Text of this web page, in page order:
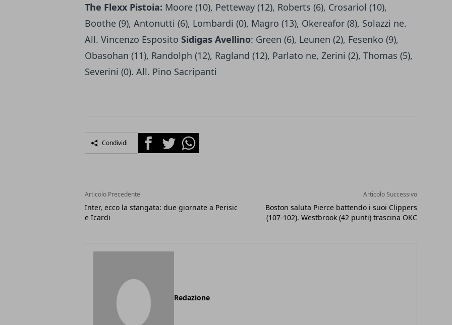
The Flexx Pistoia: Moore (10), Petteway (12), Roberts (6), Crosariol (10),
Boothe (9), Antonutti (6), Lombardi (0), Magro (13), Okereafor (8), Solazzi ne.
All. Vincenzo Esposito Sidigas Avellino: Green (6), Leunen (2), Fesenko (9),
Obasohan (11), Randolph (12), Ragland (12), Parlato ne, Zerini (2), Thomas (5),
Severini (0). All. Pino Sacripanti
Condividi FacebookTwitterWhatsapp
Articolo Precedente
Inter, ecco la stangata: due giornate a Perisic
e Icardi
Articolo Successivo
Boston saluta Pierce battendo i suoi Clippers
(107-102). Westbrook (42 punti) trascina OKC
Redazione